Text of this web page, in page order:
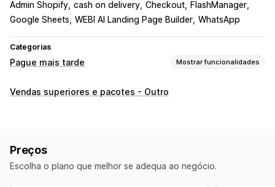
Admin Shopify cash on delivery Checkout
FlashManager
Google Sheets WEBI AI Landing Page Builder WhatsApp
Categorias
Pague mais tarde Mostrar funcionalidades
Gestão de COD
Exportação de encomendas
Vendas superiores e pacotes - Outro
Preços
Escolha o plano que melhor se adequa ao negócio.